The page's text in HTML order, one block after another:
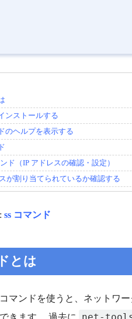
ンストールする
のヘルプを表示する
ド（IP アドレスの確認・設定）
が割り当てられているか確認する
ss コマンド
とは
コマンドを使うと、ネットワ
きます。 過去に